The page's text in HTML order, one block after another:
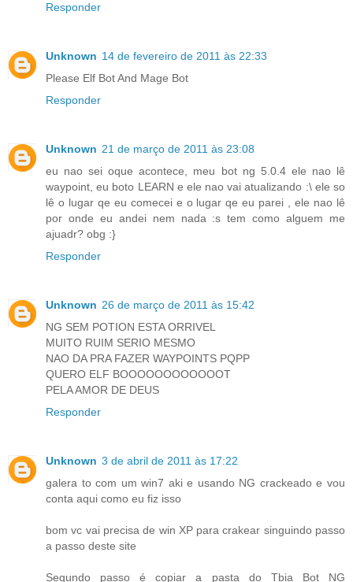
Responder
Unknown 14 de fevereiro de 2011 às 22:33
Please Elf Bot And Mage Bot
Responder
Unknown 21 de março de 2011 às 23:08
eu nao sei oque acontece, meu bot ng 5.0.4 ele nao lê
waypoint, eu boto LEARN e ele nao vai atualizando :\ ele so
lê o lugar qe eu comecei e o lugar qe eu parei , ele nao lê
por onde eu andei nem nada :s tem como alguem me
ajuadr? obg :}
Responder
Unknown 26 de março de 2011 às 15:42
NG SEM POTION ESTA ORRIVEL
MUITO RUIM SERIO MESMO
NAO DA PRA FAZER WAYPOINTS PQPP
QUERO ELF BOOOOOOOOOOOOT
PELA AMOR DE DEUS
Responder
Unknown 3 de abril de 2011 às 17:22
galera to com um win7 aki e usando NG crackeado e vou
conta aqui como eu fiz isso
bom vc vai precisa de win XP para crakear singuindo passo
a passo deste site
Segundo passo é copiar a pasta do Tbia Bot NG